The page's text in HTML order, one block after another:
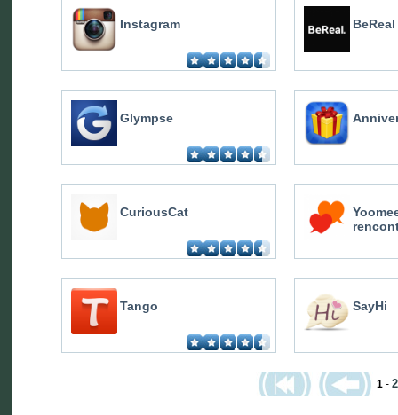
Instagram BeReal
Glympse
CuriousCat
Tango SayHi
1 - 2